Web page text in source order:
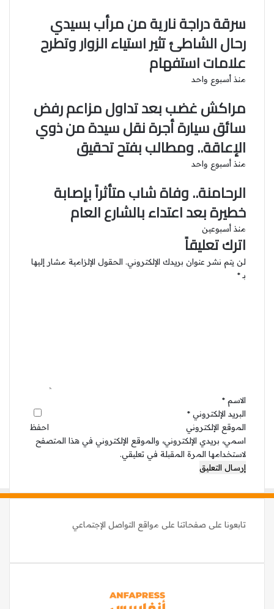
ر
د
سرقة دراجة نارية من مرأب بسيدي
رحال الشاطئ تثير استياء الزوار وتطرح
علامات استفهام
منذ أسبوع واحد
مراكش غضب بعد تداول مزاعم رفض
سائق سيارة أجرة نقل سيدة من ذوي
الإعاقة.. ومطالب بفتح تحقيق
منذ أسبوع واحد
الرحامنة.. وفاة شاب متأثراً بإصابة
خطيرة بعد اعتداء بالشارع العام
منذ أسبوعين
اترك تعليقاً
لن يتم نشر عنوان بريدك الإلكتروني. الحقول الإلزامية مشار إليها
بـ*
الاسم *
البريد الإلكتروني *
الموقع الإلكتروني
احفظ
اسمي، بريدي الإلكتروني، والموقع الإلكتروني في هذا المتصفح
لاستخدامها المرة المقبلة في تعليقي.
تابعونا على صفحاتنا على مواقع التواصل الإجتماعي